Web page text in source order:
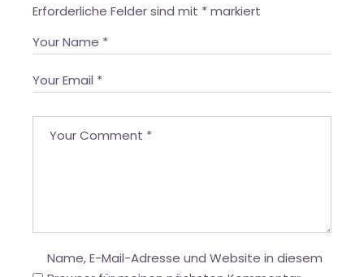
Erforderliche Felder sind mit * markiert
Name, E-Mail-Adresse und Website in diesem